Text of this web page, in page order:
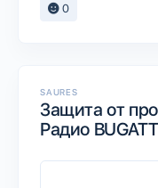
0
SAURES
Защита от
Радио